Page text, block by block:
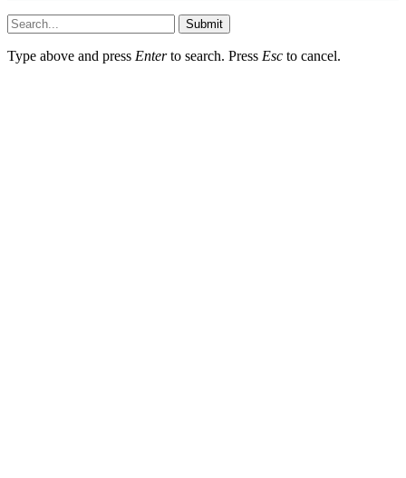
Submit
Type above and press Enterto search. Press Esc to cancel.